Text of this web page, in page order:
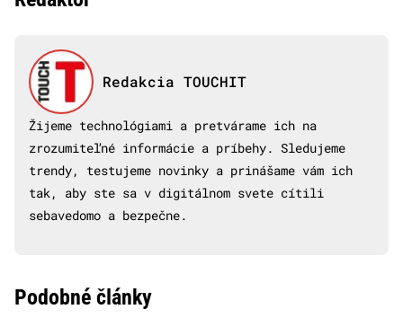
Redakcia TOUCHIT
Žijeme technológiami a pretvárame ich na
zrozumiteľné informácie a príbehy. Sledujeme
trendy, testujeme novinky a prinášame vám ich
tak, aby ste sa v digitálnom svete cítili
sebavedomo a bezpečne.
Podobné články